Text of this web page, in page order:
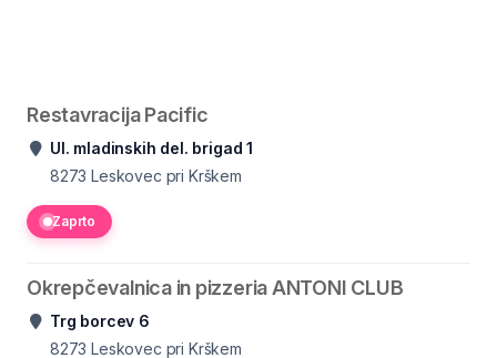
Restavracija Pacific
Ul. mladinskih del. brigad 1
8273 Leskovec pri Krškem
Zaprto
Okrepčevalnica in pizzeria ANTONI CLUB
Trg borcev 6
8273 Leskovec pri Krškem